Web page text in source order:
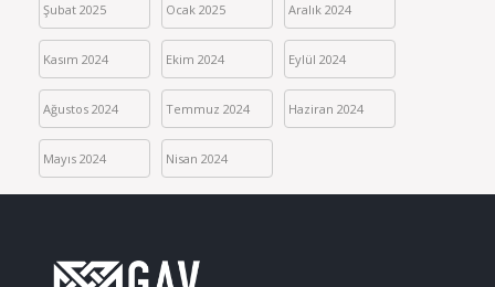
Şubat 2025 Ocak 2025 Aralık 2024
Kasım 2024 Ekim 2024 Eylül 2024
Ağustos 2024 Temmuz 2024 Haziran 2024
Mayıs 2024 Nisan 2024